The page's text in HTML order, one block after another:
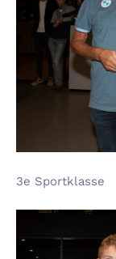
3e Sportklasse